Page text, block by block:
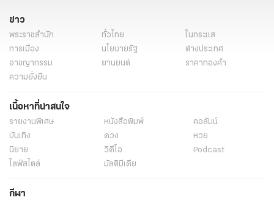
ข่าว
พระราชสำนัก ทั่วไทย
ในกระแส
การเมือง
นโยบายรัฐ
ต่างประเทศ
อาชญากรรม
ยานยนต์
ราคาทองคำ
ความยั่งยืน
เนื้อหาที่น่าสนใจ
รายงานพิเศษ หนังสือพิมพ์
คอลัมน์
บันเทิง
ดวง
หวย
นิยาย
วิดีโอ
Podcast
ไลฟ์สไตล์
มัลติมีเดีย
กีฬา